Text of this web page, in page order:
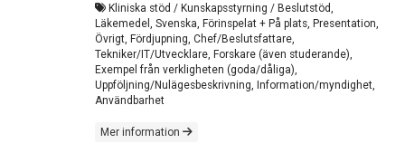
Kliniska stöd / Kunskapsstyrning / Beslutstöd,
Läkemedel, Svenska, Förinspelat + På plats, Presentation,
Övrigt, Fördjupning, Chef/Beslutsfattare,
Tekniker/IT/Utvecklare, Forskare (även studerande),
Exempel från verkligheten (goda/dåliga),
Uppföljning/Nulägesbeskrivning, Information/myndighet,
Användbarhet
Mer information